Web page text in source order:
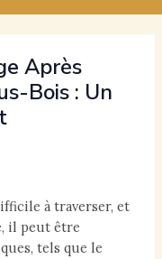
Après
Bois : Un
à traverser, et
il peut être
tels que le